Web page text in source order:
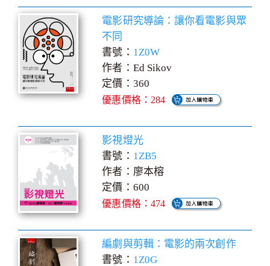
電影研究導論：讓你看電影與眾
不同
書號： 1Z0W
作者：Ed Sikov
定價：360
優惠價格：284
影視燈光
書號： 1ZB5
作者：廖本榕
定價：600
優惠價格：474
編劇與剪輯：電影的兩次創作
書號： 1Z0G